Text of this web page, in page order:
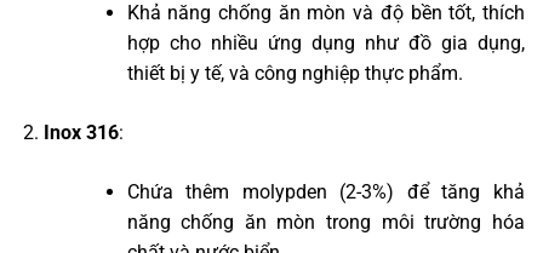
Khả năng chống ăn mòn và độ bền tốt, thích
hợp cho nhiều ứng dụng như đồ gia dụng,
thiết bị y tế, và công nghiệp thực phẩm.
Inox 316:
Chứa thêm molypden (2-3%) để tăng khả
năng chống ăn mòn trong môi trường hóa